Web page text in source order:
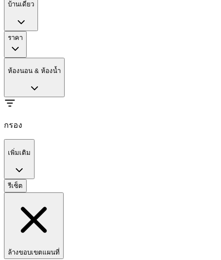
บ้านเดี่ยว
ราคา
ห้องนอน & ห้องน้ำ
กรอง
เพิ่มเติม
รีเซ็ต
ล้างขอบเขตแผนที่